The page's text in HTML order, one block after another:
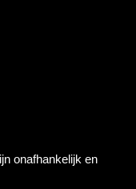
onafhankelijk en